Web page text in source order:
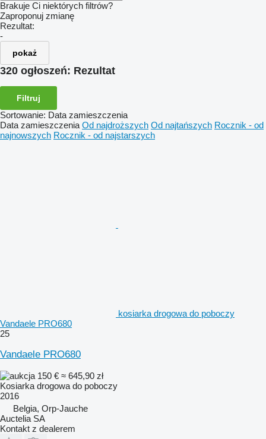
Brakuje Ci niektórych filtrów?
Zaproponuj zmianę
Rezultat:
-
pokaż
320 ogłoszeń: Rezultat
Filtruj
Sortowanie: Data zamieszczenia
Data zamieszczenia Od najdroższych Od najtańszych Rocznik - od
najnowszych Rocznik - od najstarszych
kosiarka drogowa do poboczy
Vandaele PRO680
25
Vandaele PRO680
150 € ≈ 645,90 zł
Kosiarka drogowa do poboczy
2016
Belgia, Orp-Jauche
Auctelia SA
Kontakt z dealerem